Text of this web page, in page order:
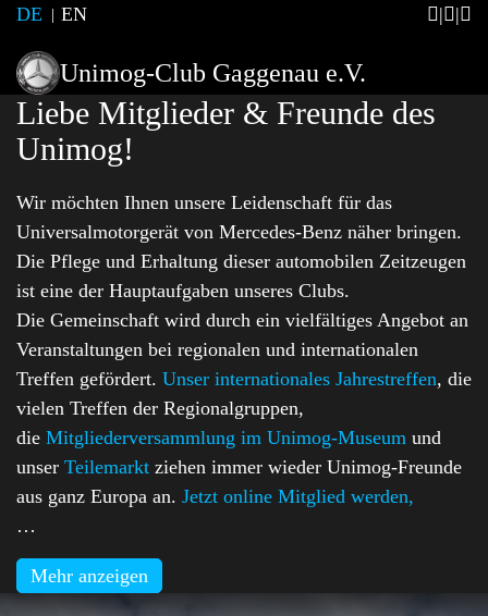
DE EN
Unimog-Club Gaggenau e.V.
Liebe Mitglieder & Freunde des
Unimog!
Wir möchten Ihnen unsere Leidenschaft für das
Universalmotorgerät von Mercedes-Benz näher bringen.
Die Pflege und Erhaltung dieser automobilen Zeitzeugen
ist eine der Hauptaufgaben unseres Clubs.
Die Gemeinschaft wird durch ein vielfältiges Angebot an
Veranstaltungen bei regionalen und internationalen
Treffen gefördert. Unser internationales Jahrestreffen, die
vielen Treffen der Regionalgruppen,
die Mitgliederversammlung im Unimog-Museum und
unser Teilemarkt ziehen immer wieder Unimog-Freunde
aus ganz Europa an. Jetzt online Mitglied werden,
…
Mehr anzeigen